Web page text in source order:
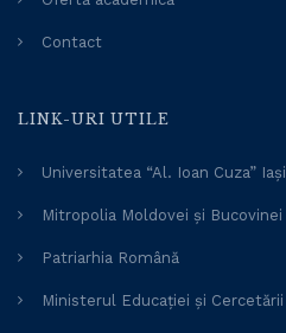
Contact
LINK-URI UTILE
Universitatea “Al. Ioan Cuza” Iași
Mitropolia Moldovei și Bucovinei
Patriarhia Română
Ministerul Educației și Cercetării